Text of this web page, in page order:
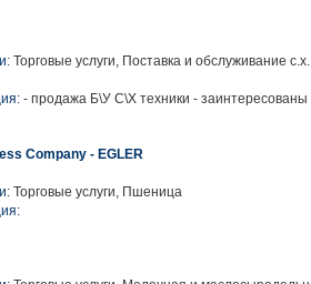
Торговые услуги, Поставка и обслуживание
- продажа Б\У С\Х техники - заинтересованы
Company - EGLER
Торговые услуги, Пшеница